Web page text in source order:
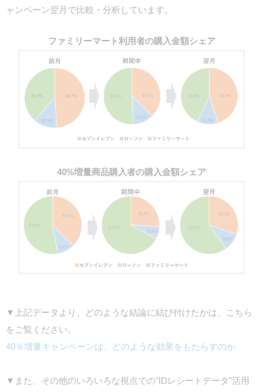
ャンペーン翌月で比較・分析しています。
ファミリーマート利用者の購入金額シェア
40%増量商品購入者の購入金額シェア
▼上記データより、どのような結論に結び付けたかは、こちら
をご覧ください。
40％増量キャンペーンは、どのような効果をもたらすのか
▼また、その他のいろいろな視点での"IDレシートデータ"活用